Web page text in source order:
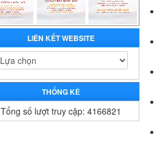
LIÊN KẾT WEBSITE
THỐNG KÊ
Tổng số lượt truy cập: 4166821